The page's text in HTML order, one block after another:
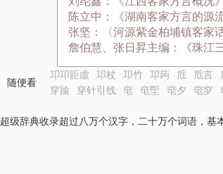
陈立中：《湖南客家方言的源
张坚：〈河源紫金柏埔镇客家
詹伯慧、张日昇主编：《珠江
随便看
卭卭距虛 卭杖 卭竹 卭蒟 卮 卮言
穿踰
穿针引线 窀 窀堲 窀夕 窀穸
超级辞典收录超过八万个汉字，二十万个词语，基